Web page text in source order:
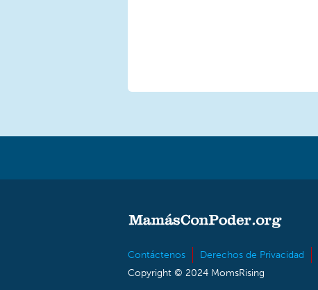
Contáctenos Derechos de Privacidad
Copyright © 2024 MomsRising